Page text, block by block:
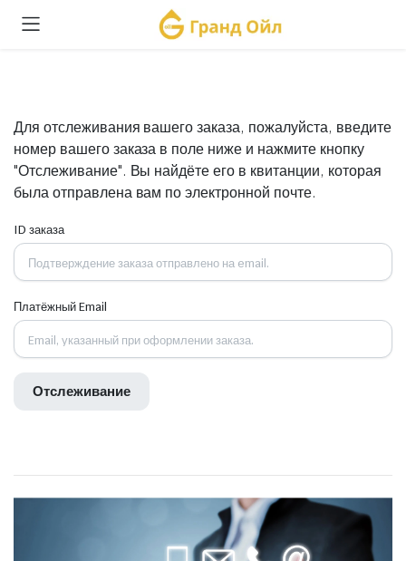
Для отслеживания вашего заказа, пожалуйста, введите
номер вашего заказа в поле ниже и нажмите кнопку
"Отслеживание". Вы найдёте его в квитанции, которая
была отправлена вам по электронной почте.
ID заказа
Платёжный Email
Отслеживание